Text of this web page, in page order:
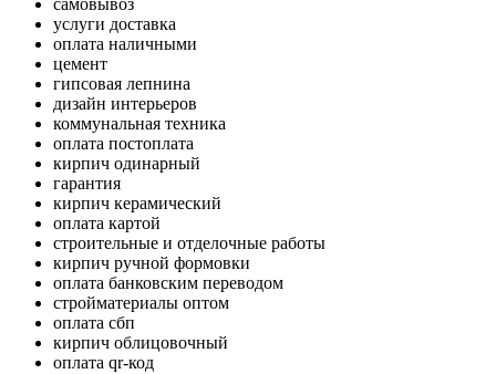
самовывоз
услуги доставка
оплата наличными
цемент
гипсовая лепнина
дизайн интерьеров
коммунальная техника
оплата постоплата
кирпич одинарный
гарантия
кирпич керамический
оплата картой
строительные и отделочные работы
кирпич ручной формовки
оплата банковским переводом
стройматериалы оптом
оплата сбп
кирпич облицовочный
оплата qr-код